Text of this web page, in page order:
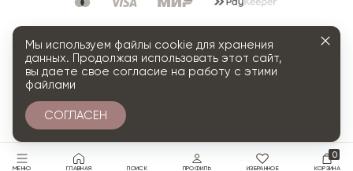
МЕНЮ ГЛАВНАЯ ПОИСК ПРОФИЛЬ ИЗБРАННОЕ
0
КОРЗИНА
Мы используем файлы cookie для хранения
данных. Продолжая использовать этот сайт,
вы даете свое согласие на работу с этими
файлами
СОГЛАСЕН